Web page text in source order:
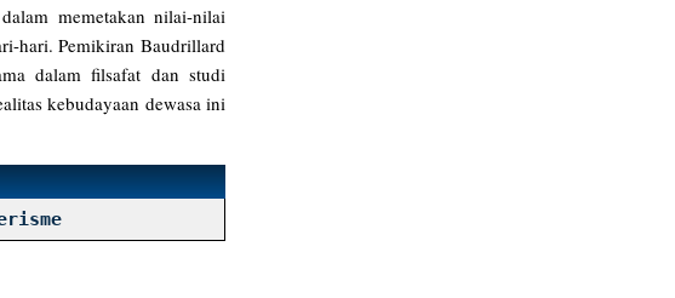
memetakan nilai-nilai
hari. Pemikiran Baudrillard
dalam filsafat dan studi
kebudayaan dewasa ini